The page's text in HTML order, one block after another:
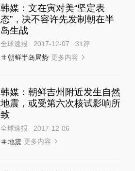
韩媒：文在寅对美“坚定表
态”，决不容许先发制朝在半
岛生战
全球速报 2017-12-07 31评
朝鲜半岛局势 更多内容
韩媒：朝鲜吉州附近发生自然
地震，或受第六次核试影响所
致
全球速报
2017-12-06
地震 更多内容